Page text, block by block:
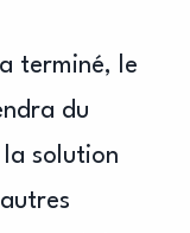
terminé, le
du
solution